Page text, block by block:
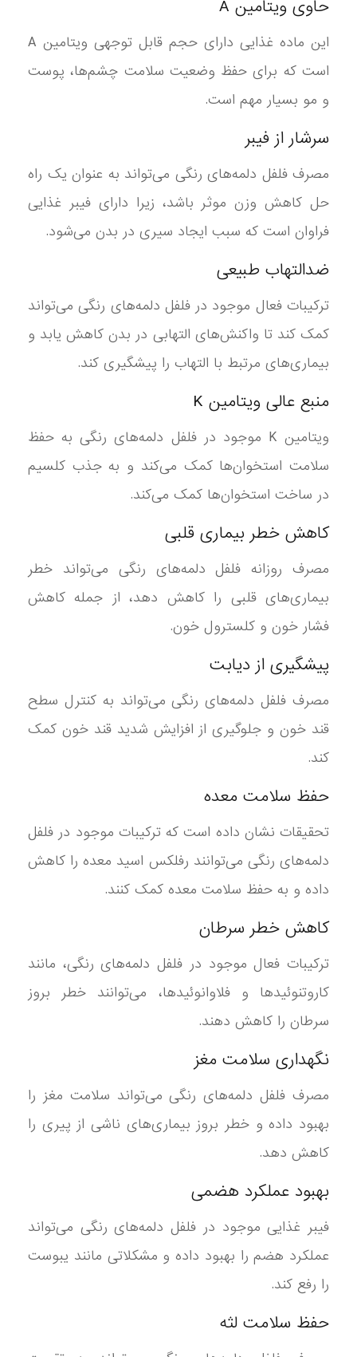
حاوی ویتامین A
این ماده غذایی دارای حجم قابل توجهی ویتامین A
است که برای حفظ وضعیت سلامت چشم‌ها، پوست
و مو بسیار مهم است.
سرشار از فیبر
مصرف فلفل دلمه‌های رنگی می‌تواند به عنوان یک راه
حل کاهش وزن موثر باشد، زیرا دارای فیبر غذایی
فراوان است که سبب ایجاد سیری در بدن می‌شود.
ضدالتهاب طبیعی
ترکیبات فعال موجود در فلفل دلمه‌های رنگی می‌تواند
کمک کند تا واکنش‌های التهابی در بدن کاهش یابد و
بیماری‌های مرتبط با التهاب را پیشگیری کند.
منبع عالی ویتامین K
ویتامین K موجود در فلفل دلمه‌های رنگی به حفظ
سلامت استخوان‌ها کمک می‌کند و به جذب کلسیم
در ساخت استخوان‌ها کمک می‌کند.
کاهش خطر بیماری قلبی
مصرف روزانه فلفل دلمه‌های رنگی می‌تواند خطر
بیماری‌های قلبی را کاهش دهد، از جمله کاهش
فشار خون و کلسترول خون.
پیشگیری از دیابت
مصرف فلفل دلمه‌های رنگی می‌تواند به کنترل سطح
قند خون و جلوگیری از افزایش شدید قند خون کمک
کند.
حفظ سلامت معده
تحقیقات نشان داده است که ترکیبات موجود در فلفل
دلمه‌های رنگی می‌توانند رفلکس اسید معده را کاهش
داده و به حفظ سلامت معده کمک کنند.
کاهش خطر سرطان
ترکیبات فعال موجود در فلفل دلمه‌های رنگی، مانند
کاروتنوئیدها و فلاوانوئیدها، می‌توانند خطر بروز
سرطان را کاهش دهند.
نگهداری سلامت مغز
مصرف فلفل دلمه‌های رنگی می‌تواند سلامت مغز را
بهبود داده و خطر بروز بیماری‌های ناشی از پیری را
کاهش دهد.
بهبود عملکرد هضمی
فیبر غذایی موجود در فلفل دلمه‌های رنگی می‌تواند
عملکرد هضم را بهبود داده و مشکلاتی مانند یبوست
را رفع کند.
حفظ سلامت لثه